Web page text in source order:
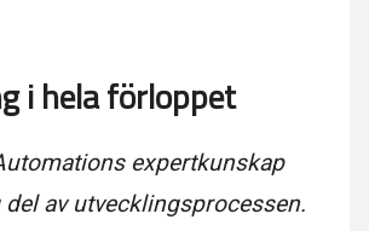
i hela förloppet
expertkunskap
av utvecklingsprocessen.